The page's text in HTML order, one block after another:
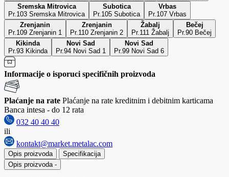
Sremska Mitrovica
Pr.103 Sremska Mitrovica
Subotica
Pr.105 Subotica
Vrbas
Pr.107 Vrbas
Zrenjanin
Pr.109 Zrenjanin 1
Zrenjanin
Pr.110 Zrenjanin 2
Žabalj
Pr.111 Žabalj
Bečej
Pr.90 Bečej
Kikinda
Pr.93 Kikinda
Novi Sad
Pr.94 Novi Sad 1
Novi Sad
Pr.99 Novi Sad 6
Informacije o isporuci specifičnih proizvoda
Plaćanje na rate Plaćanje na rate kreditnim i debitnim karticama
Banca intesa - do 12 rata
032 40 40 40
ili
kontakt@market.metalac.com
Opis proizvoda
Specifikacija
Opis proizvoda -